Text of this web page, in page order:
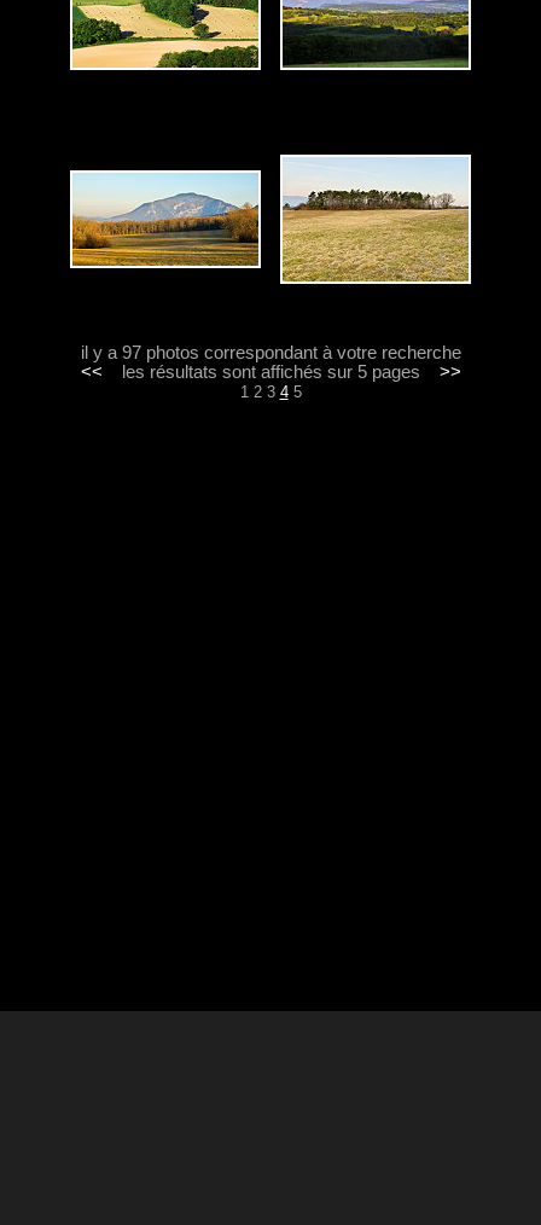
il y a 97 photos correspondant à votre recherche
<< les résultats sont affichés sur 5 pages >>
1 2 3 4 5